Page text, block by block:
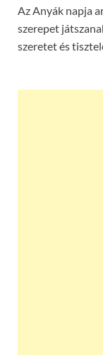
Az Anyák napja
szerepet
szeretet és